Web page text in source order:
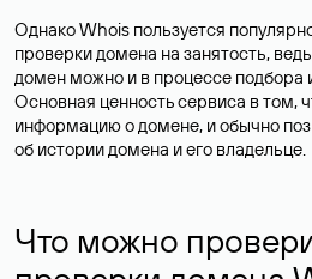
Однако Whois пользуется
проверки домена на занятость,
домен можно и в процессе подбора
Основная ценность сервиса в том,
информацию о домене, и обычно
об истории домена и его владельце.
Что можно